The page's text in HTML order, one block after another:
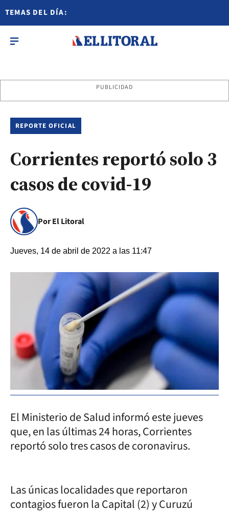
TEMAS DEL DÍA:
PUBLICIDAD
REPORTE OFICIAL
Corrientes reportó solo 3
casos de covid-19
Por El Litoral
Jueves, 14 de abril de 2022 a las 11:47
El Ministerio de Salud informó este jueves
que, en las últimas 24 horas, Corrientes
reportó solo tres casos de coronavirus.
Las únicas localidades que reportaron
contagios fueron la Capital (2) y Curuzú